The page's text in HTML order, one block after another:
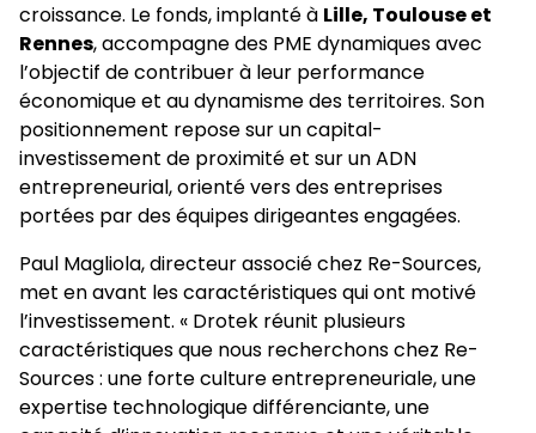
croissance. Le fonds, implanté à Lille, Toulouse et
Rennes, accompagne des PME dynamiques avec
l’objectif de contribuer à leur performance
économique et au dynamisme des territoires. Son
positionnement repose sur un capital-
investissement de proximité et sur un ADN
entrepreneurial, orienté vers des entreprises
portées par des équipes dirigeantes engagées.
Paul Magliola, directeur associé chez Re-Sources,
met en avant les caractéristiques qui ont motivé
l’investissement. « Drotek réunit plusieurs
caractéristiques que nous recherchons chez Re-
Sources : une forte culture entrepreneuriale, une
expertise technologique différenciante, une